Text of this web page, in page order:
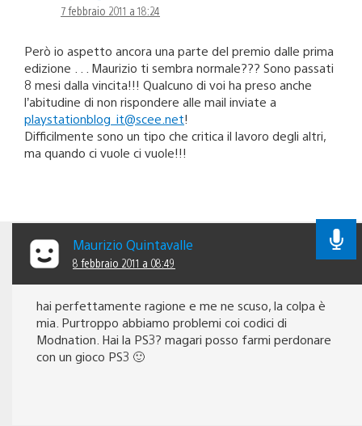
7 febbraio 2011 a 18:24
Però io aspetto ancora una parte del premio dalle prima
edizione . . . Maurizio ti sembra normale??? Sono passati
8 mesi dalla vincita!!! Qualcuno di voi ha preso anche
l’abitudine di non rispondere alle mail inviate a
playstationblog_it@scee.net!
Difficilmente sono un tipo che critica il lavoro degli altri,
ma quando ci vuole ci vuole!!!
Maurizio Quintavalle
8 febbraio 2011 a 08:49
hai perfettamente ragione e me ne scuso, la colpa è
mia. Purtroppo abbiamo problemi coi codici di
Modnation. Hai la PS3? magari posso farmi perdonare
con un gioco PS3 🙂